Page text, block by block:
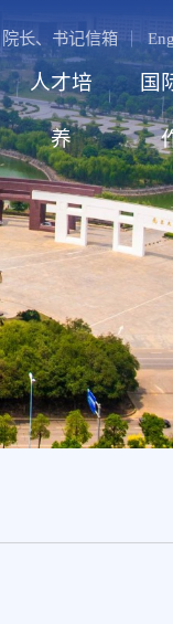
院长、书记信箱
人才培
养
国